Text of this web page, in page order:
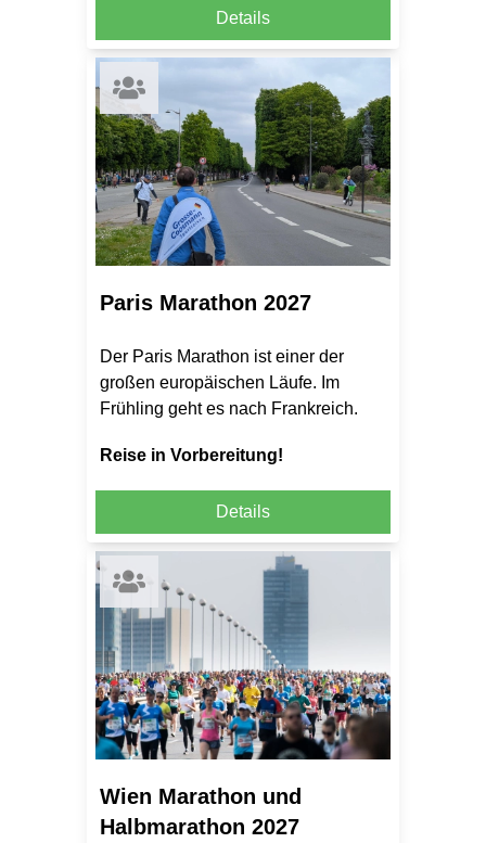
Details
Paris Marathon 2027
Der Paris Marathon ist einer der
großen europäischen Läufe. Im
Frühling geht es nach Frankreich.
Reise in Vorbereitung!
Details
Wien Marathon und
Halbmarathon 2027